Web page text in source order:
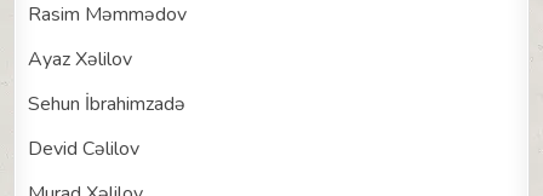
Rasim Məmmədov
Ayaz Xəlilov
Sehun İbrahimzadə
Devid Cəlilov